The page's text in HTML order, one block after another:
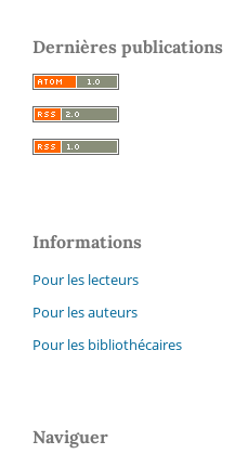
Dernières publications
Informations
Pour les lecteurs
Pour les auteurs
Pour les bibliothécaires
Naviguer